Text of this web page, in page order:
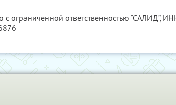
с ограниченной ответственностью “САЛИД”,